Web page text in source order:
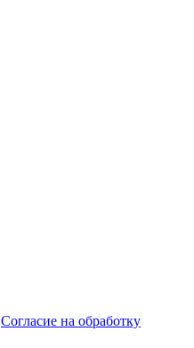
Согласие на обработку